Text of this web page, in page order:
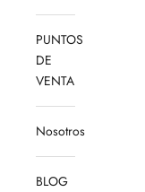
PUNTOS
DE
VENTA
Nosotros
BLOG